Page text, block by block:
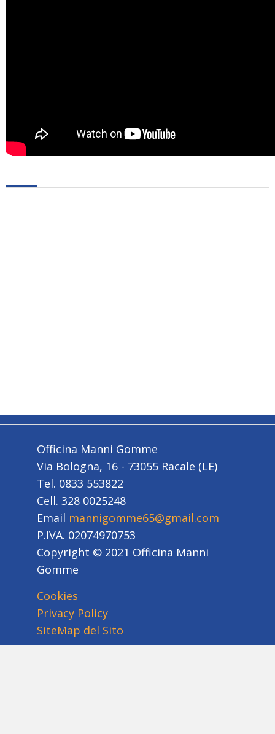
Officina Manni Gomme
Via Bologna, 16 - 73055 Racale (LE)
Tel. 0833 553822
Cell. 328 0025248
Email mannigomme65@gmail.com
P.IVA. 02074970753
Copyright © 2021 Officina Manni
Gomme
Cookies
Privacy Policy
SiteMap del Sito